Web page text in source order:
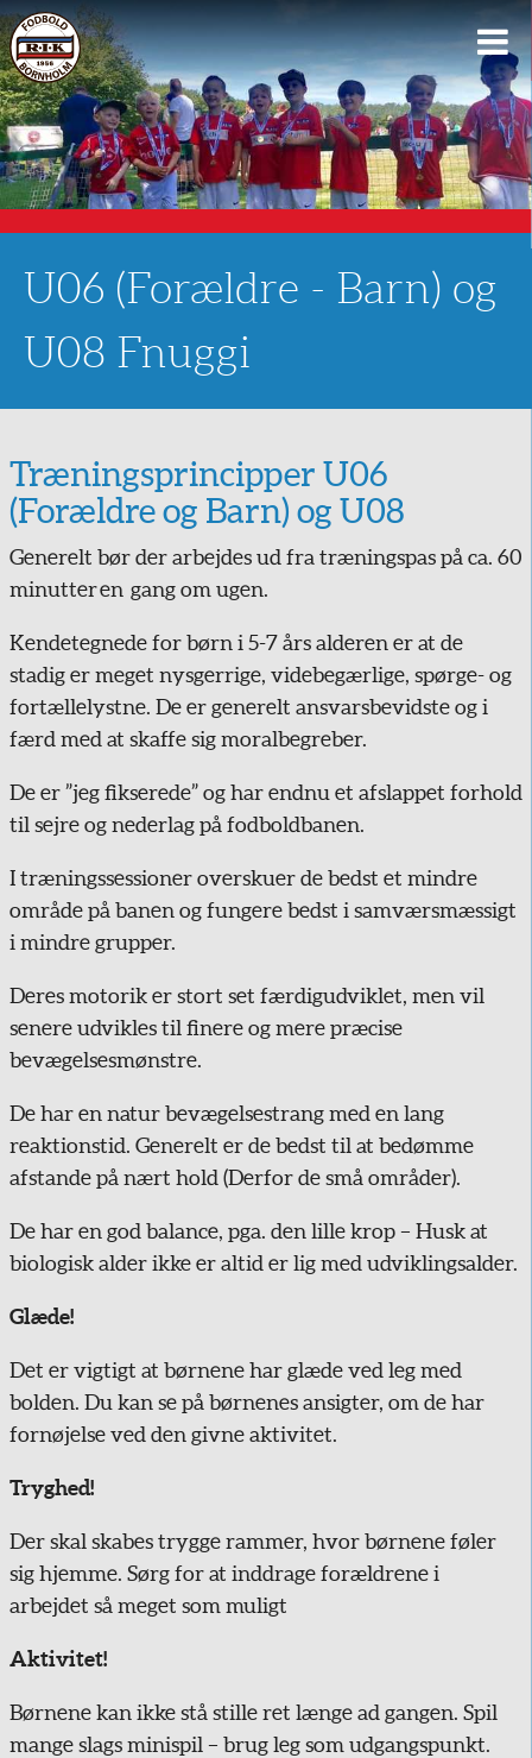
U06 (Forældre - Barn) og
U08 Fnuggi
Vis
Træningsprincipper U06
(Forældre og Barn) og U08
Generelt bør der arbejdes ud fra træningspas på ca. 60
minutter en gang om ugen.
Kendetegnede for børn i 5-7 års alderen er at de
stadig er meget nysgerrige, videbegærlige, spørge- og
fortællelystne. De er generelt ansvarsbevidste og i
færd med at skaffe sig moralbegreber.
De er ”jeg fikserede” og har endnu et afslappet forhold
til sejre og nederlag på fodboldbanen.
I træningssessioner overskuer de bedst et mindre
område på banen og fungere bedst i samværsmæssigt
i mindre grupper.
Deres motorik er stort set færdigudviklet, men vil
senere udvikles til finere og mere præcise
bevægelsesmønstre.
De har en natur bevægelsestrang med en lang
reaktionstid. Generelt er de bedst til at bedømme
afstande på nært hold (Derfor de små områder).
De har en god balance, pga. den lille krop – Husk at
biologisk alder ikke er altid er lig med udviklingsalder.
Glæde!
Det er vigtigt at børnene har glæde ved leg med
bolden. Du kan se på børnenes ansigter, om de har
fornøjelse ved den givne aktivitet.
Tryghed!
Der skal skabes trygge rammer, hvor børnene føler
sig hjemme. Sørg for at inddrage forældrene i
arbejdet så meget som muligt
Aktivitet!
Børnene kan ikke stå stille ret længe ad gangen. Spil
mange slags minispil – brug leg som udgangspunkt.